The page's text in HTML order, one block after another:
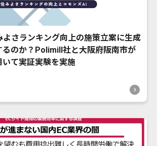
よさランキング向上の施策立案に生成
るのか？Polimill社と大阪府阪南市が
いて実証実験を実施